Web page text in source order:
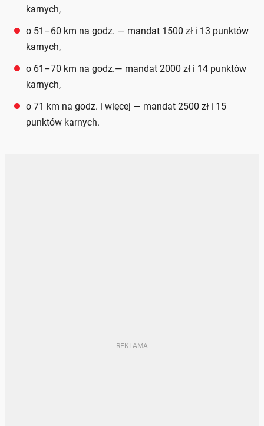
karnych,
o 51–60 km na godz. — mandat 1500 zł i 13 punktów
karnych,
o 61–70 km na godz.— mandat 2000 zł i 14 punktów
karnych,
o 71 km na godz. i więcej — mandat 2500 zł i 15
punktów karnych.